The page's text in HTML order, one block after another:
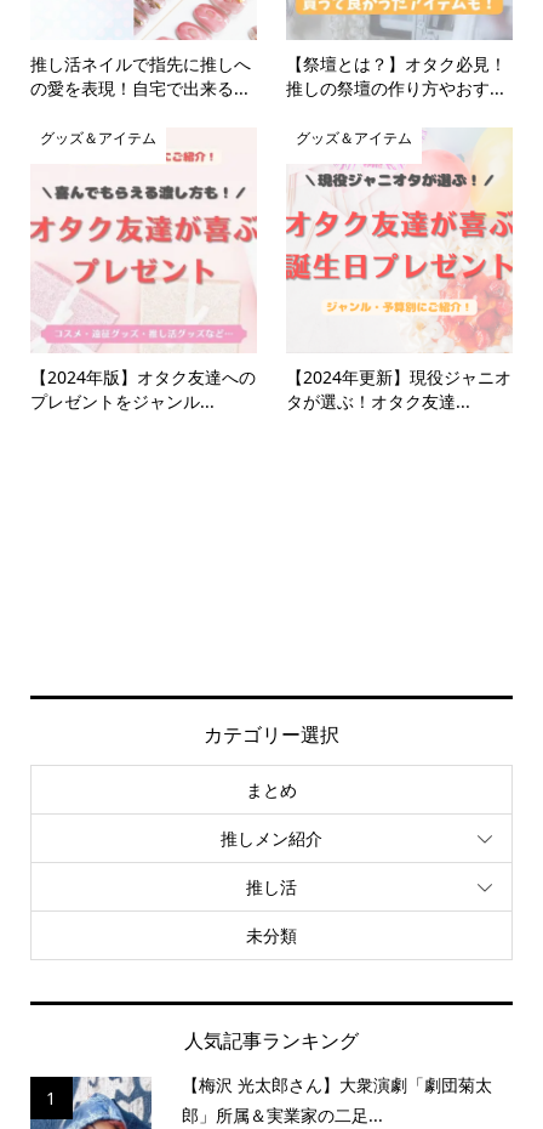
推し活ネイルで指先に推しへ
の愛を表現！自宅で出来る...
【祭壇とは？】オタク必見！
推しの祭壇の作り方やおす...
グッズ＆アイテム
【2024年版】オタク友達への
プレゼントをジャンル...
グッズ＆アイテム
【2024年更新】現役ジャニオ
タが選ぶ！オタク友達...
カテゴリー選択
まとめ
推しメン紹介
推し活
未分類
人気記事ランキング
1
【梅沢 光太郎さん】大衆演劇「劇団菊太
郎」所属＆実業家の二足...